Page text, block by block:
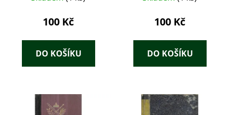
katholischen
in der Oberstufe der
Gymnasien
100 Kč
DO KOŠÍKU
100 Kč
DO KOŠÍKU